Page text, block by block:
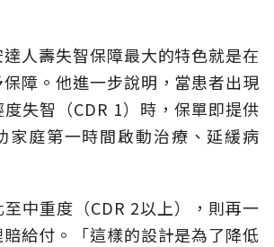
人壽失智保障最大的特色就是在
障。他進一步說明，當患者出現
失智（CDR 1）時，保單即提供
家庭第一時間啟動治療、延緩病
中重度（CDR 2以上），則再一
給付。「這樣的設計是為了降低